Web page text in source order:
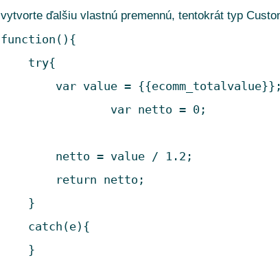
vytvorte ďalšiu vlastnú premennú, tentokrát typ
function(){
    try{
        var value = {{ecomm_totalvalue}};
        netto = value / 1.2;
        return netto;
    }
    catch(e){
    }